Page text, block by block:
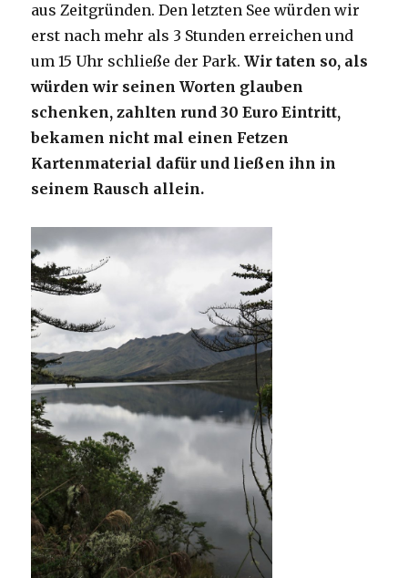
aus Zeitgründen. Den letzten See würden wir
erst nach mehr als 3 Stunden erreichen und
um 15 Uhr schließe der Park.Wir taten so, als
würden wir seinen Worten glauben
schenken, zahlten rund 30 Euro Eintritt,
bekamen nicht mal einen Fetzen
Kartenmaterial dafür und ließen ihn in
seinem Rausch allein.